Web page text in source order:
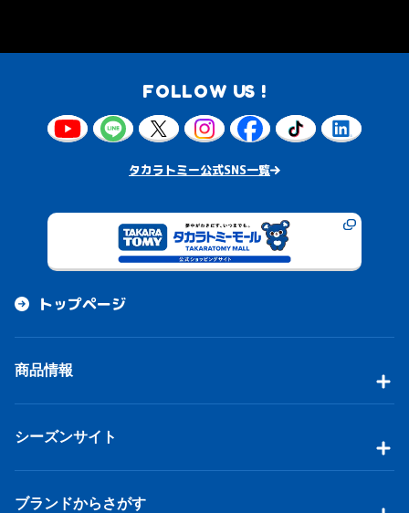
FOLLOW US !
タカラトミー公式SNS一覧
トップページ
商品情報
シーズンサイト
ブランドからさがす